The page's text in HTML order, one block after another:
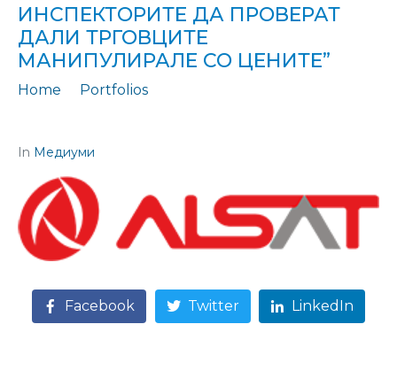
ИНСПЕКТОРИТЕ ДА ПРОВЕРАТ
ДАЛИ ТРГОВЦИТЕ
МАНИПУЛИРАЛЕ СО ЦЕНИТЕ”
Home
Portfolios
In Медиуми
Facebook Twitter LinkedIn